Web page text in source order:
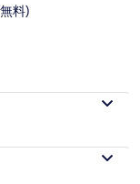
料)